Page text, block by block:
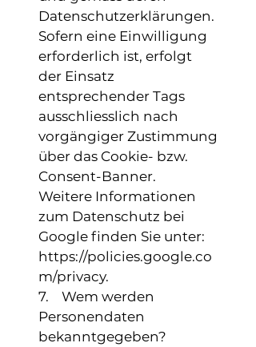
Datenschutzerklärungen.
Sofern eine Einwilligung
erforderlich ist, erfolgt
der Einsatz
entsprechender Tags
ausschliesslich nach
vorgängiger Zustimmung
über das Cookie- bzw.
Consent-Banner.
Weitere Informationen
zum Datenschutz bei
Google finden Sie unter:
https://policies.google.co
m/privacy.
7. Wem werden
Personendaten
bekanntgegeben?